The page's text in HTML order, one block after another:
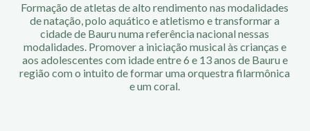
Formação de atletas de alto rendimento nas modalidades
de natação, polo aquático e atletismo e transformar a
cidade de Bauru numa referência nacional nessas
modalidades. Promover a iniciação musical às crianças e
aos adolescentes com idade entre 6 e 13 anos de Bauru e
região com o intuito de formar uma orquestra filarmônica
e um coral.